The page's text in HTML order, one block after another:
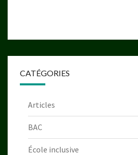
CATÉGORIES
Articles
BAC
École inclusive